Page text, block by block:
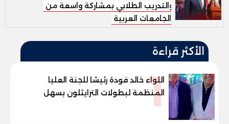
والتدريب الطلابي بمشاركة واسعة من
الجامعات العربية
الأكثر قراءة
1
اللواء خالد فودة رئيسًا للجنة العليا
المنظمة لبطولات الترايثلون بسهل
حشيش